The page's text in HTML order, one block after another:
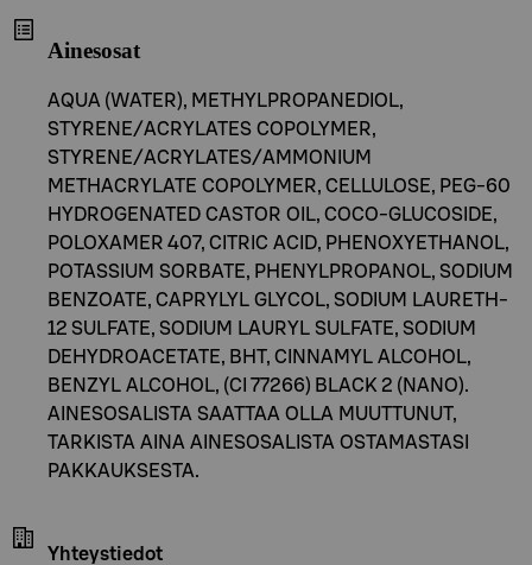
Ainesosat
AQUA (WATER), METHYLPROPANEDIOL,
STYRENE/ACRYLATES COPOLYMER,
STYRENE/ACRYLATES/AMMONIUM
METHACRYLATE COPOLYMER, CELLULOSE, PEG-60
HYDROGENATED CASTOR OIL, COCO-GLUCOSIDE,
POLOXAMER 407, CITRIC ACID, PHENOXYETHANOL,
POTASSIUM SORBATE, PHENYLPROPANOL, SODIUM
BENZOATE, CAPRYLYL GLYCOL, SODIUM LAURETH-
12 SULFATE, SODIUM LAURYL SULFATE, SODIUM
DEHYDROACETATE, BHT, CINNAMYL ALCOHOL,
BENZYL ALCOHOL, (CI 77266) BLACK 2 (NANO).
AINESOSALISTA SAATTAA OLLA MUUTTUNUT,
TARKISTA AINA AINESOSALISTA OSTAMASTASI
PAKKAUKSESTA.
Yhteystiedot